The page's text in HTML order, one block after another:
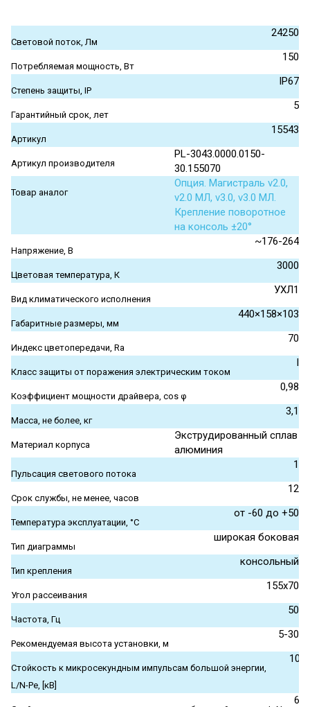
Световой поток, Лм
24250
Потребляемая мощность, Вт
150
Степень защиты, IP
IP67
Гарантийный срок, лет
5
Артикул
15543
Артикул производителя
PL-3043.0000.0150-
30.155070
Товар аналог
Опция. Магистраль v2.0,
v2.0 МЛ, v3.0, v3.0 МЛ.
Крепление поворотное
на консоль ±20°
Напряжение, В
~176-264
Цветовая температура, К
3000
Вид климатического исполнения
УХЛ1
Габаритные размеры, мм
440×158×103
Индекс цветопередачи, Ra
70
Класс защиты от поражения электрическим током
I
Коэффициент мощности драйвера, cos φ
0,98
Масса, не более, кг
3,1
Материал корпуса
Экструдированный сплав
алюминия
Пульсация светового потока
1
Срок службы, не менее, часов
12
Температура эксплуатации, °С
от -60 до +50
Тип диаграммы
широкая боковая
Тип крепления
консольный
Угол рассеивания
155x70
Частота, Гц
50
Рекомендуемая высота установки, м
5-30
Стойкость к микросекундным импульсам большой энергии,
L/N-Pe, [кВ]
10
6